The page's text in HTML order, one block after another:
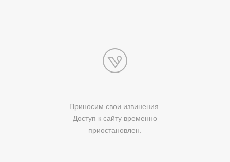
Приносим свои извинения.
Доступ к сайту временно
приостановлен.